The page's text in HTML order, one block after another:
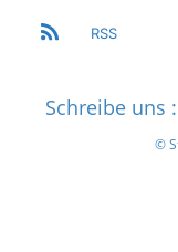
RSS
Schreibe uns :
©